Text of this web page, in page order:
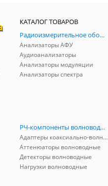
КАТАЛОГ ТОВАРОВ
Радиоизмерительное оборудование
Анализаторы АФУ
Аудиоанализаторы
Анализаторы модуляции
Анализаторы спектра
РЧ-компоненты волноводные
Адаптеры коаксиально-волноводные
Аттенюаторы волноводные
Детекторы волноводные
Нагрузки волноводные